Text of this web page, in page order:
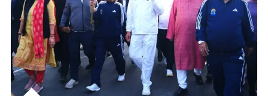
लिए,
श्रेष्ठ
भारत’
का
विजन